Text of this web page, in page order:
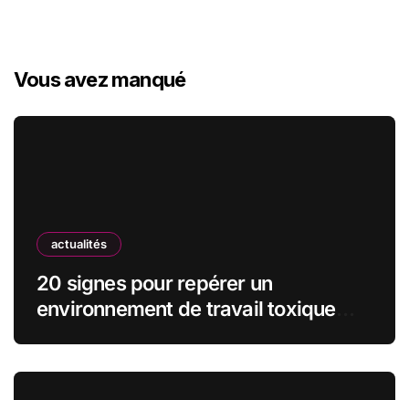
Vous avez manqué
actualités
20 signes pour repérer un
environnement de travail toxique